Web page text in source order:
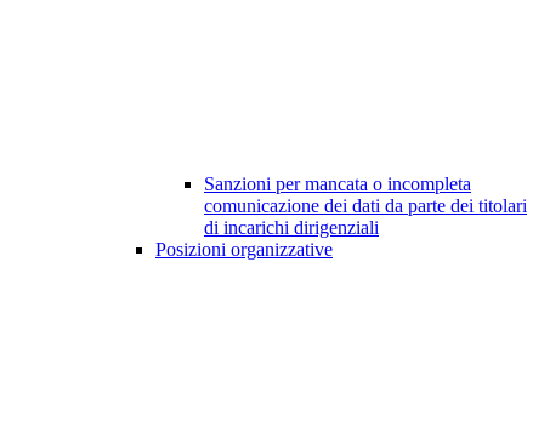
Sanzioni per mancata o incompleta
comunicazione dei dati da parte dei titolari
di incarichi dirigenziali
Posizioni organizzative